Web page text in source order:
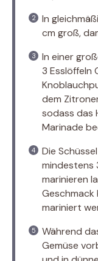
In
cm groß,
In einer
3 Esslöffeln
dem
sodass das
Marinade
Die
mindestens
marinieren
Geschmack
mariniert
Während
Gemüse